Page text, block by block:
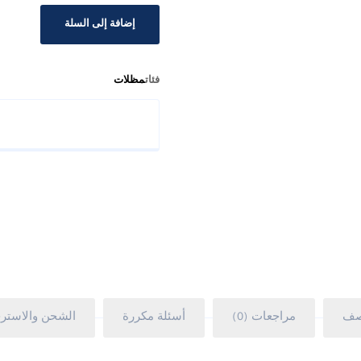
إضافة إلى السلة
فئاتمظلات
مراجعات (0) أسئلة مكررة الشحن